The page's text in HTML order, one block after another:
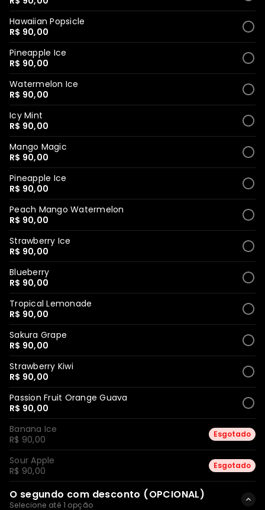
Hawaiian Popsicle
R$ 90,00
Pineapple Ice
R$ 90,00
Watermelon Ice
R$ 90,00
Icy Mint
R$ 90,00
Mango Magic
R$ 90,00
Pineapple Ice
R$ 90,00
Peach Mango Watermelon
R$ 90,00
Strawberry Ice
R$ 90,00
Blueberry
R$ 90,00
Tropical Lemonade
R$ 90,00
Sakura Grape
R$ 90,00
Strawberry Kiwi
R$ 90,00
Passion Fruit Orange Guava
R$ 90,00
Banana Ice
R$ 90,00
Esgotado
Sour Apple
R$ 90,00
Esgotado
O segundo com desconto (OPCIONAL)
Selecione até 1 opção